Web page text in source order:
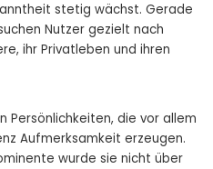
stetig wächst. Gerade
Nutzer gezielt nach
ihr Privatleben und ihren
Persönlichkeiten, die vor allem
Aufmerksamkeit erzeugen.
wurde sie nicht über